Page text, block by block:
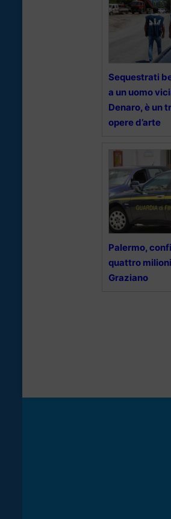
Sequestrati
a un uomo
Denaro, è un
opere d’arte
Palermo,
quattro
Graziano